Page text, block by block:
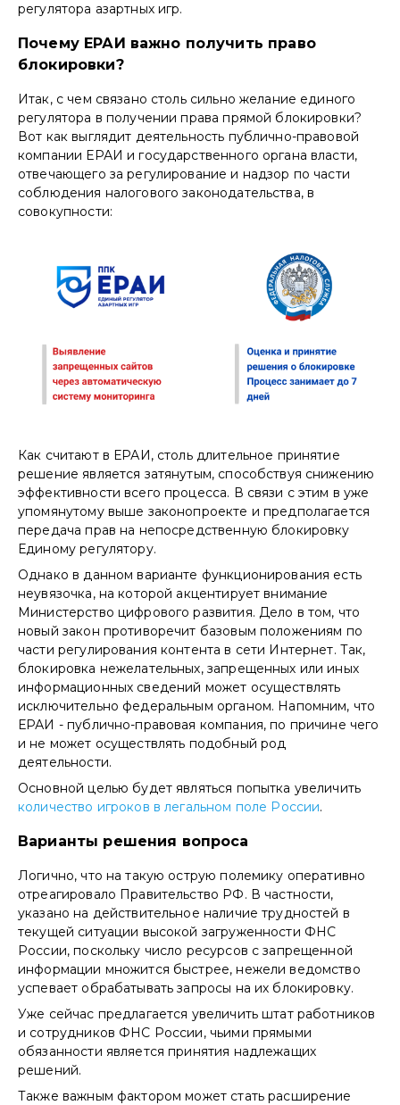
регулятора азартных игр.
Почему ЕРАИ важно получить право
блокировки?
Итак, с чем связано столь сильно желание единого
регулятора в получении права прямой блокировки?
Вот как выглядит деятельность публично-правовой
компании ЕРАИ и государственного органа власти,
отвечающего за регулирование и надзор по части
соблюдения налогового законодательства, в
совокупности:
Как считают в ЕРАИ, столь длительное принятие
решение является затянутым, способствуя снижению
эффективности всего процесса. В связи с этим в уже
упомянутому выше законопроекте и предполагается
передача прав на непосредственную блокировку
Единому регулятору.
Однако в данном варианте функционирования есть
неувязочка, на которой акцентирует внимание
Министерство цифрового развития. Дело в том, что
новый закон противоречит базовым положениям по
части регулирования контента в сети Интернет. Так,
блокировка нежелательных, запрещенных или иных
информационных сведений может осуществлять
исключительно федеральным органом. Напомним, что
ЕРАИ - публично-правовая компания, по причине чего
и не может осуществлять подобный род
деятельности.
Основной целью будет являться попытка увеличить
количество игроков в легальном поле России.
Варианты решения вопроса
Логично, что на такую острую полемику оперативно
отреагировало Правительство РФ. В частности,
указано на действительное наличие трудностей в
текущей ситуации высокой загруженности ФНС
России, поскольку число ресурсов с запрещенной
информации множится быстрее, нежели ведомство
успевает обрабатывать запросы на их блокировку.
Уже сейчас предлагается увеличить штат работников
и сотрудников ФНС России, чьими прямыми
обязанности является принятия надлежащих
решений.
Также важным фактором может стать расширение